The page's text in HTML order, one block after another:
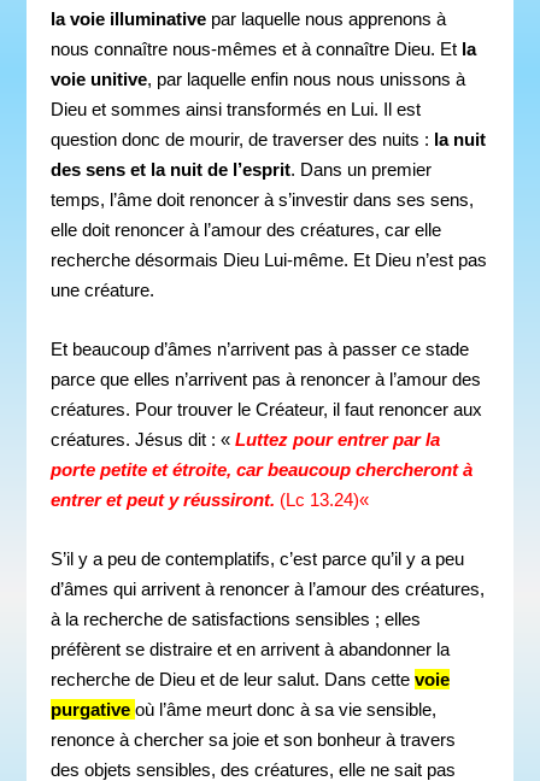
la voie illuminative par laquelle nous apprenons à
nous connaître nous-mêmes et à connaître Dieu. Et la
voie unitive, par laquelle enfin nous nous unissons à
Dieu et sommes ainsi transformés en Lui. Il est
question donc de mourir, de traverser des nuits : la nuit
des sens et la nuit de l’esprit. Dans un premier
temps, l’âme doit renoncer à s’investir dans ses sens,
elle doit renoncer à l’amour des créatures, car elle
recherche désormais Dieu Lui-même. Et Dieu n’est pas
une créature.
Et beaucoup d’âmes n’arrivent pas à passer ce stade
parce que elles n’arrivent pas à renoncer à l’amour des
créatures. Pour trouver le Créateur, il faut renoncer aux
créatures. Jésus dit : «Luttez pour entrer par la
porte petite et étroite, car beaucoup chercheront à
entrer et peut y réussiront. (Lc 13.24)«
S’il y a peu de contemplatifs, c’est parce qu’il y a peu
d’âmes qui arrivent à renoncer à l’amour des créatures,
à la recherche de satisfactions sensibles ; elles
préfèrent se distraire et en arrivent à abandonner la
recherche de Dieu et de leur salut. Dans cettevoie
purgative où l’âme meurt donc à sa vie sensible,
renonce à chercher sa joie et son bonheur à travers
des objets sensibles, des créatures, elle ne sait pas